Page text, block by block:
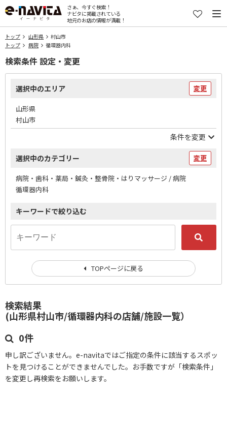
さぁ、今すぐ検索！
ナビタに掲載されている
地元のお店の情報が満載！
トップ 山形県
村山市
トップ
病院 循環器内科
検索結果
(山形県村山市/循環器内科の店舗/施設一覧）
0件
申し訳ございません。e-navitaではご指定の条件に該当するスポッ
トを見つけることができませんでした。お手数ですが「検索条件」
を変更し再検索をお願いします。
検索条件 設定・変更
選択中のエリア 変更
山形県
村山市
条件を変更
選択中のカテゴリー 変更
病院・歯科・薬局・鍼灸・整骨院・はりマッサージ / 病院
循環器内科
キーワードで絞り込む
TOPページに戻る